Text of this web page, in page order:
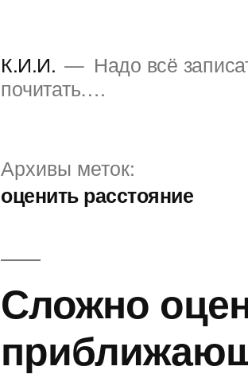
К.И.И.
Надо всё
почитать….
Архивы меток:
оценить расстояние
Сложно